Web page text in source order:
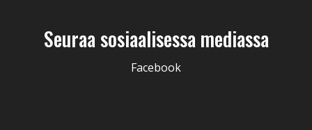
Seuraa sosiaalisessa mediassa
Facebook